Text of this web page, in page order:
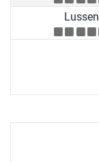
Lussen